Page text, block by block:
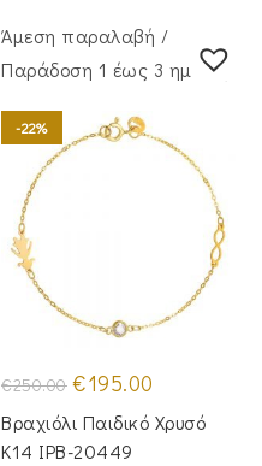
Άμεση παραλαβή /
Παράδoση 1 έως 3 ημέρες
-22%
€250.00 Original
price
was:
€250.00.
€195.00
τιμή
είναι:
Βραχιόλι Παιδικό Χρυσό
Κ14 IPB-20449